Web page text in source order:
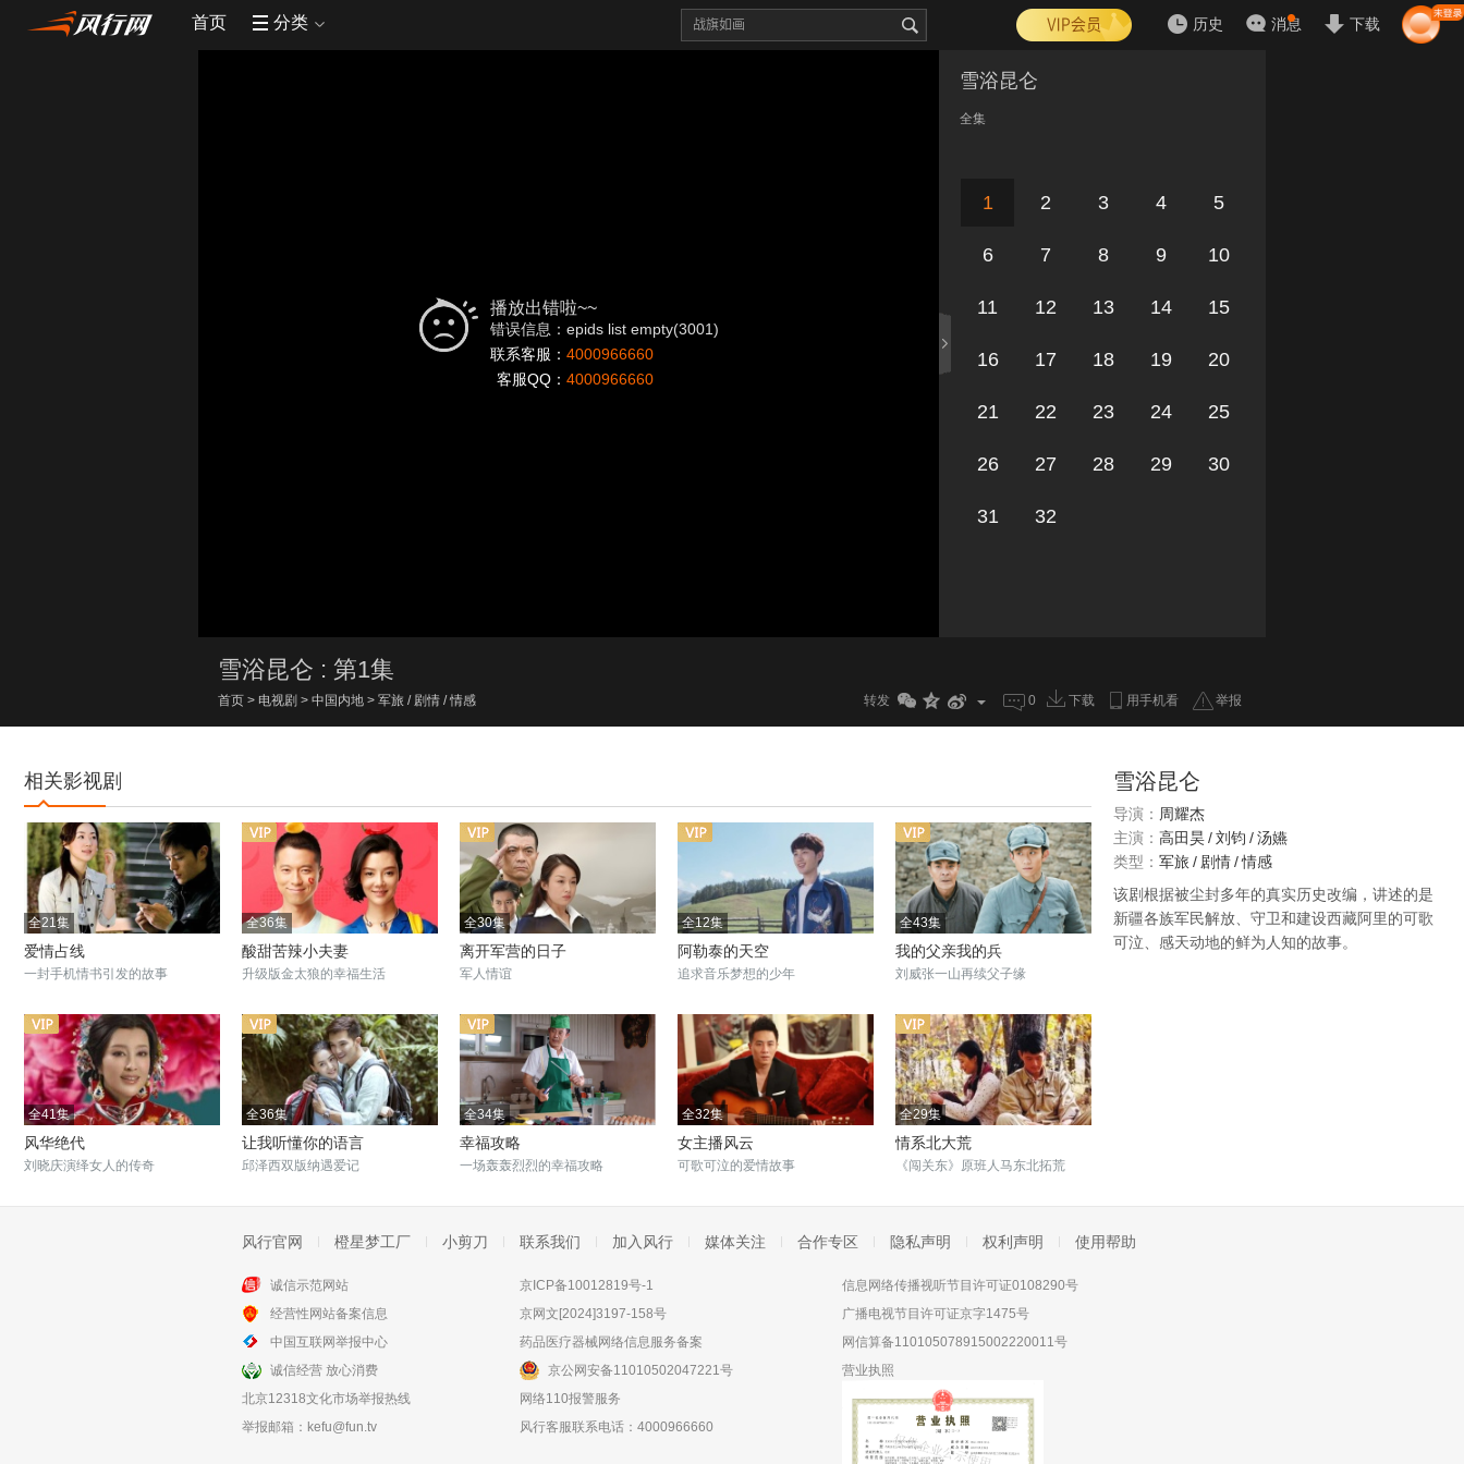
首页 分类 历史 消息 下载
播放出错啦~~
错误信息：epids list empty(3001)
联系客服： 4000966660
客服QQ： 4000966660
雪浴昆仑
全集
1 2 3 4 5
6 7 8 9 10
11 12 13 14 15
16 17 18 19 20
21 22 23 24 25
26 27 28 29 30
31 32
雪浴昆仑 : 第1集
首页 > 电视剧 > 中国内地 > 军旅 / 剧情 / 情感 转发 0 下载 用手机看 举报
相关影视剧
全21集
爱情占线
一封手机情书引发的故事
全36集
酸甜苦辣小夫妻
升级版金太狼的幸福生活
全30集
离开军营的日子
军人情谊
全12集
阿勒泰的天空
追求音乐梦想的少年
全43集
我的父亲我的兵
刘威张一山再续父子缘
全41集
风华绝代
刘晓庆演绎女人的传奇
全36集
让我听懂你的语言
邱泽西双版纳遇爱记
全34集
幸福攻略
一场轰轰烈烈的幸福攻略
全32集
女主播风云
可歌可泣的爱情故事
全29集
情系北大荒
《闯关东》原班人马东北拓荒
全36集
风雨桃花镇
雪浴昆仑
导演： 周耀杰
主演： 高田昊/刘钧 /汤嬿
类型： 军旅 / 剧情/情感
该剧根据被尘封多年的真实历史改编，讲述的是
新疆各族军民解放、守卫和建设西藏阿里的可歌
可泣、感天动地的鲜为人知的故事。
风行官网 橙星梦工厂 小剪刀 联系我们 加入风行 媒体关注 合作专区 隐私声明 权利声明 使用帮助
诚信示范网站
经营性网站备案信息
中国互联网举报中心
诚信经营 放心消费
北京12318文化市场举报热线
举报邮箱： kefu@fun.tv
京ICP备10012819号-1
京网文[2024]3197-158号
药品医疗器械网络信息服务备案
京公网安备11010502047221号
网络110报警服务
风行客服联系电话：4000966660
信息网络传播视听节目许可证0108290号
广播电视节目许可证京字1475号
网信算备110105078915002220011号
营业执照